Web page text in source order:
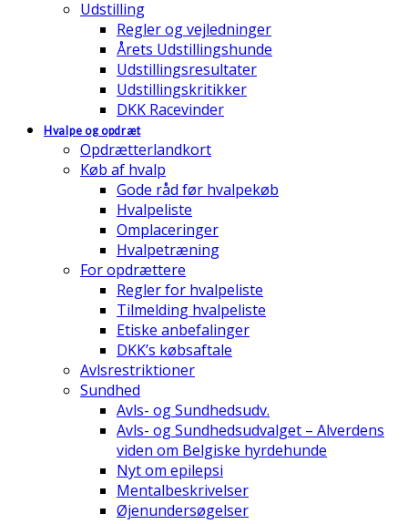
Udstilling
Regler og vejledninger
Årets Udstillingshunde
Udstillingsresultater
Udstillingskritikker
DKK Racevinder
Hvalpe og opdræt
Opdrætterlandkort
Køb af hvalp
Gode råd før hvalpekøb
Hvalpeliste
Omplaceringer
Hvalpetræning
For opdrættere
Regler for hvalpeliste
Tilmelding hvalpeliste
Etiske anbefalinger
DKK’s købsaftale
Avlsrestriktioner
Sundhed
Avls- og Sundhedsudv.
Avls- og Sundhedsudvalget – Alverdens
viden om Belgiske hyrdehunde
Nyt om epilepsi
Mentalbeskrivelser
Øjenundersøgelser